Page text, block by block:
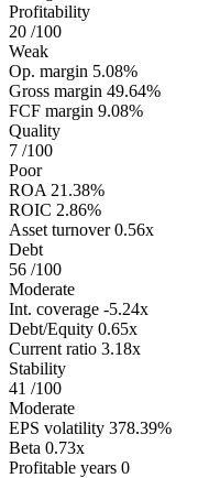
Profitability
20 /100
Weak
Op. margin 5.08%
Gross margin 49.64%
FCF margin 9.08%
Quality
7 /100
Poor
ROA 21.38%
ROIC 2.86%
Asset turnover 0.56x
Debt
56 /100
Moderate
Int. coverage -5.24x
Debt/Equity 0.65x
Current ratio 3.18x
Stability
41 /100
Moderate
EPS volatility 378.39%
Beta 0.73x
Profitable years 0